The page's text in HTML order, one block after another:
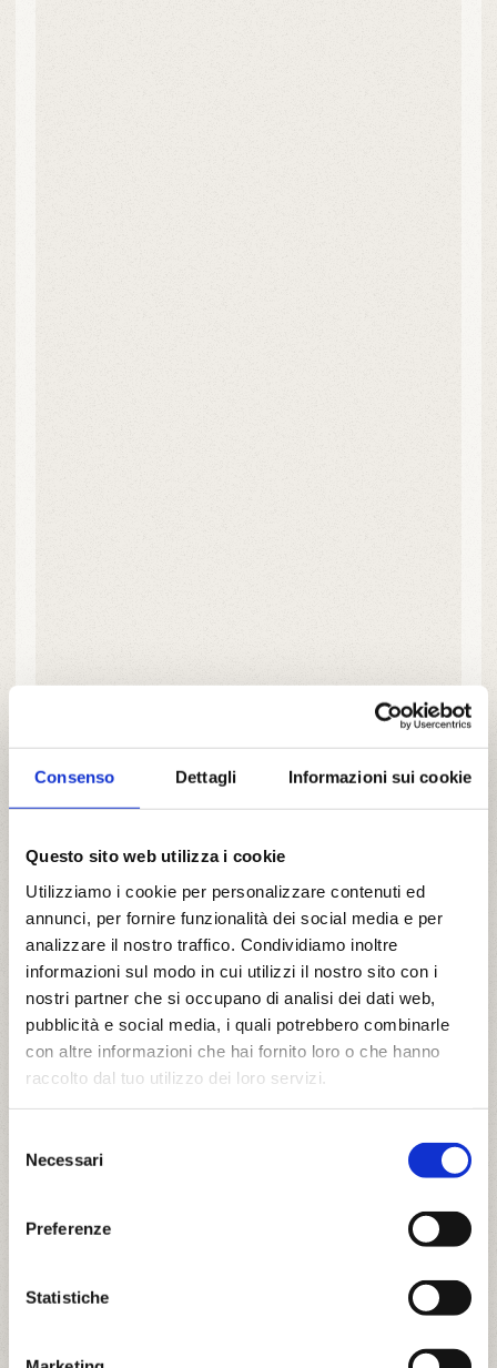
Consenso Dettagli Informazioni sui cookie
Questo sito web utilizza i cookie
Utilizziamo i cookie per personalizzare contenuti ed
annunci, per fornire funzionalità dei social media e per
analizzare il nostro traffico. Condividiamo inoltre
informazioni sul modo in cui utilizzi il nostro sito con i
nostri partner che si occupano di analisi dei dati web,
pubblicità e social media, i quali potrebbero combinarle
con altre informazioni che hai fornito loro o che hanno
raccolto dal tuo utilizzo dei loro servizi.
delNecessari
Preferenze
Statistiche
EcoBnB.it
22-11-2024
La comunità degli EcoBnB